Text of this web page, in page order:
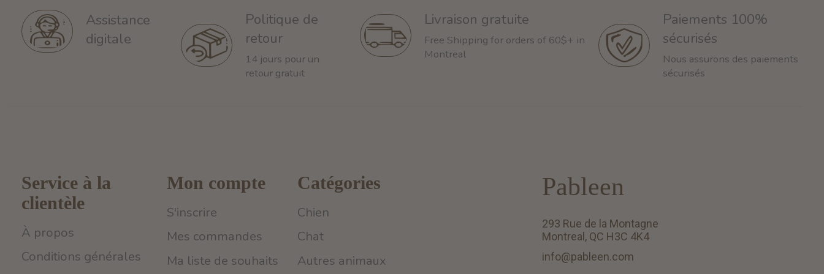
Assistance
digitale
Politique de
retour
14 jours pour un
retour gratuit
Livraison gratuite
Free Shipping for orders of 60$+ in
Montreal
Paiements 100%
sécurisés
Nous assurons des paiements
sécurisés
Service à la
clientèle
À propos
Conditions générales
Mon compte
S'inscrire
Mes commandes
Ma liste de souhaits
Catégories
Chien
Chat
Autres animaux
Pableen
293 Rue de la Montagne
Montreal, QC H3C 4K4
info@pableen.com